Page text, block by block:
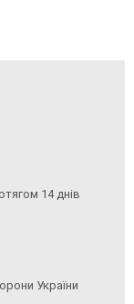
14 днів
України